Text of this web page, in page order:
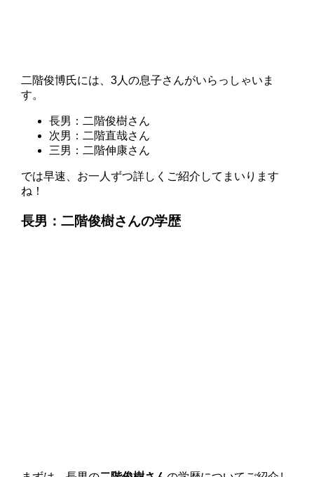
二階俊博氏には、3人の息子さんがいらっしゃいま
す。
長男：二階俊樹さん
次男：二階直哉さん
三男：二階伸康さん
では早速、お一人ずつ詳しくご紹介してまいります
ね！
長男：二階俊樹さんの学歴